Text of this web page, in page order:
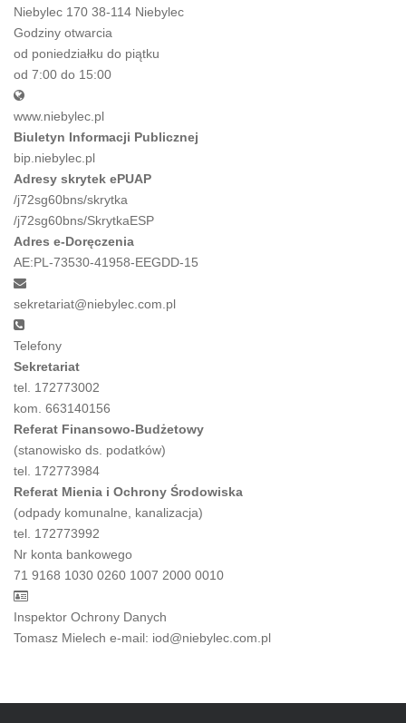
Niebylec 170 38-114 Niebylec
Godziny otwarcia
od poniedziałku do piątku
od 7:00 do 15:00
www.niebylec.pl
Biuletyn Informacji Publicznej
bip.niebylec.pl
Adresy skrytek ePUAP
/j72sg60bns/skrytka
/j72sg60bns/SkrytkaESP
Adres e-Doręczenia
AE:PL-73530-41958-EEGDD-15
sekretariat@niebylec.com.pl
Telefony
Sekretariat
tel. 172773002
kom. 663140156
Referat Finansowo-Budżetowy
(stanowisko ds. podatków)
tel. 172773984
Referat Mienia i Ochrony Środowiska
(odpady komunalne, kanalizacja)
tel. 172773992
Nr konta bankowego
71 9168 1030 0260 1007 2000 0010
Inspektor Ochrony Danych
Tomasz Mielech e-mail: iod@niebylec.com.pl